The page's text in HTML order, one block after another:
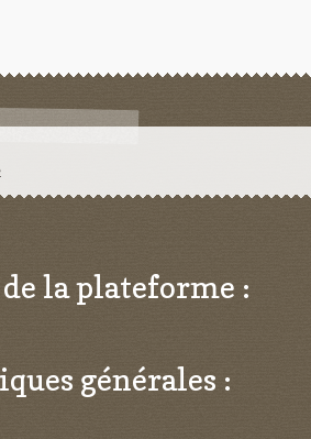
la plateforme :
générales :